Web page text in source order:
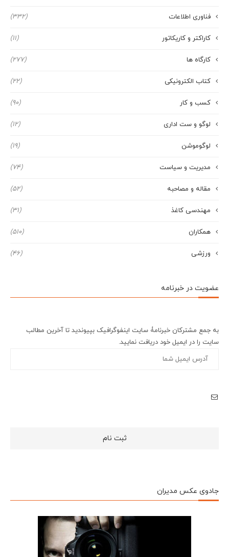
فناوری اطلاعات (332)
کاراکتر و کاریکاتور (11)
کارگاه ها (277)
کتاب الکترونیکی (22)
کسب و کار (90)
لوگو و ست اداری (12)
لوگوموشن (19)
مدیریت و سیاست (74)
مقاله و مصاحبه (52)
مهندسی کاغذ (31)
همکاران (510)
ورزشی (46)
عضویت در خبرنامه
به جمع مشترکان خبرنامۀ سایت اینفوگرافیک بپیوندید تا آخرین مطالب
سایت را در ایمیل خود دریافت نمایید.
جادوی عکس مدیران